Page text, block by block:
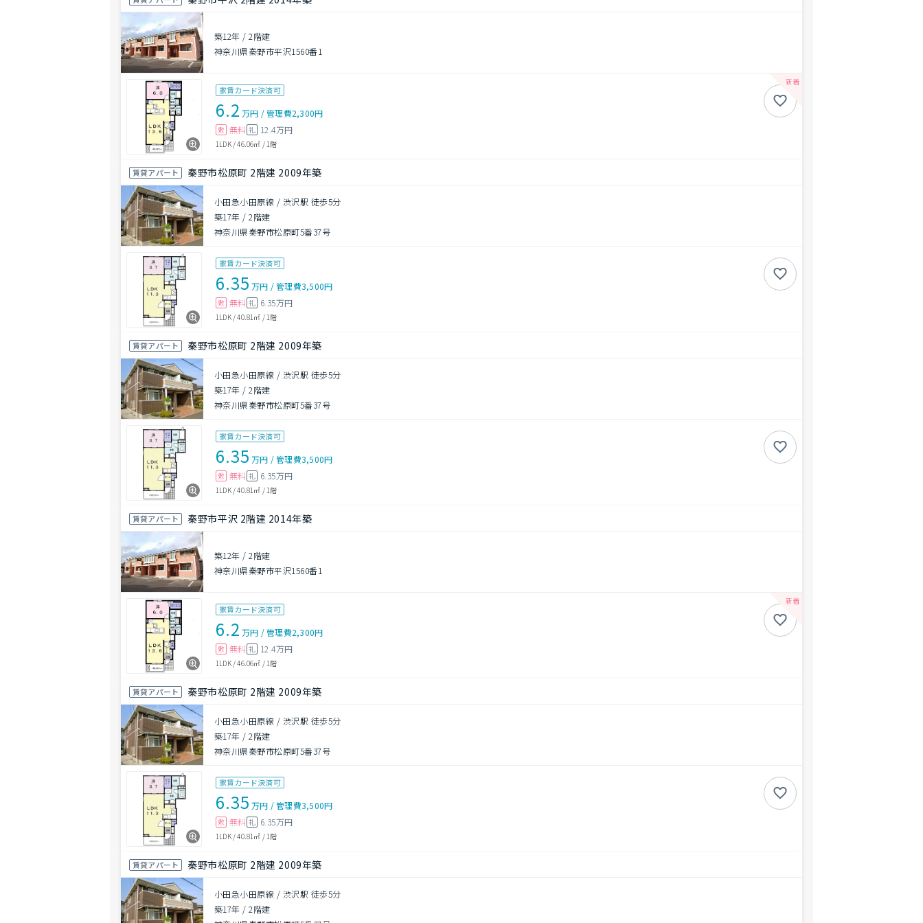
築12年 /2階建
神奈川県秦野市平沢1560番1
家賃カード決済可
6.2 万円 /管理費2,300円
敷 無料 礼 12.4万円
1LDK/46.06㎡ /1階
賃貸アパート 秦野市松原町 2階建 2009年築
小田急小田原線 / 渋沢駅 徒歩5分
築17年 /2階建
神奈川県秦野市松原町5番37号
家賃カード決済可
6.35 万円 /管理費3,500円
敷 無料 礼 6.35万円
1LDK/40.81㎡ /1階
賃貸アパート 秦野市松原町 2階建 2009年築
小田急小田原線 / 渋沢駅 徒歩5分
築17年 /2階建
神奈川県秦野市松原町5番37号
家賃カード決済可
6.35 万円 /管理費3,500円
敷 無料 礼 6.35万円
1LDK/40.81㎡ /1階
賃貸アパート 秦野市平沢 2階建 2014年築
築12年 /2階建
神奈川県秦野市平沢1560番1
家賃カード決済可
6.2 万円 /管理費2,300円
敷 無料 礼 12.4万円
1LDK/46.06㎡ /1階
賃貸アパート 秦野市松原町 2階建 2009年築
小田急小田原線 / 渋沢駅 徒歩5分
築17年 /2階建
神奈川県秦野市松原町5番37号
家賃カード決済可
6.35 万円 /管理費3,500円
敷 無料 礼 6.35万円
1LDK/40.81㎡ /1階
賃貸アパート 秦野市松原町 2階建 2009年築
小田急小田原線 / 渋沢駅 徒歩5分
築17年 /2階建